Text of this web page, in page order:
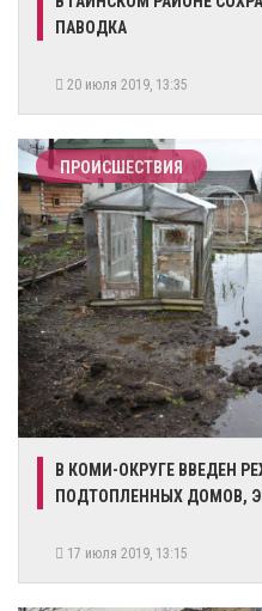
ПАВОДКА
20 июля 2019, 13:35
ПРОИСШЕСТВИЯ
В КОМИ-ОКРУГЕ ВВЕДЕН
ПОДТОПЛЕННЫХ ДОМОВ,
17 июля 2019, 13:15